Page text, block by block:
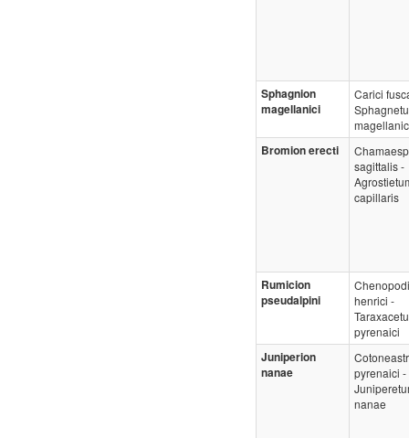
Sphagnion
magellanici
Carici
Bromion erecti
sagittalis -
capillaris
Rumicion
pseudalpini
henrici -
pyrenaici
Juniperion
nanae
pyrenaici -
nanae